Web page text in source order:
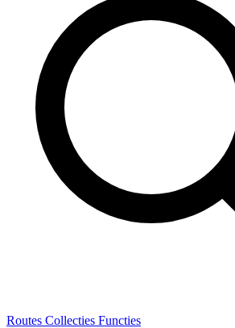
Routes Collecties Functies